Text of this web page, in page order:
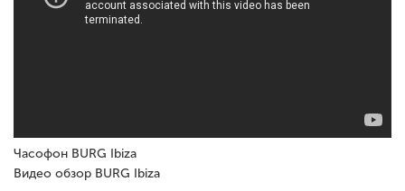
Часофон BURG Ibiza
Видео обзор BURG Ibiza